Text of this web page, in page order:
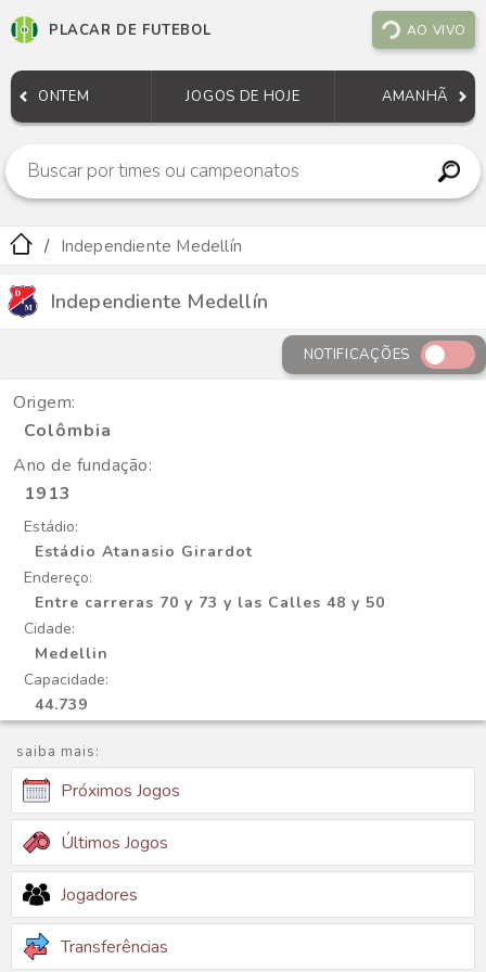
PLACAR DE FUTEBOL AO VIVO
ONTEM JOGOS DE HOJE AMANHÃ
Independiente Medellín
Independiente Medellín
NOTIFICAÇÕES
Origem:
Colômbia
Ano de fundação:
1913
Estádio:
Estádio Atanasio Girardot
Endereço:
Entre carreras 70 y 73 y las Calles 48 y 50
Cidade:
Medellin
Capacidade:
44.739
saiba mais:
Próximos Jogos
Últimos Jogos
Jogadores
Transferências